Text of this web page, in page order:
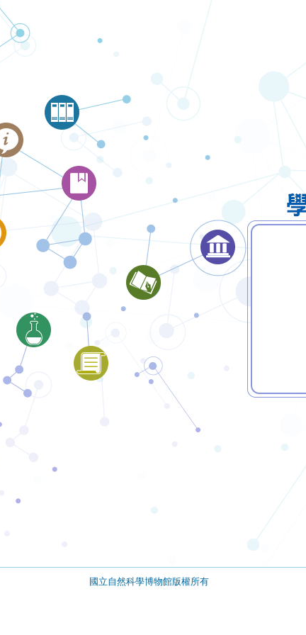
國立自然科學博物館版權所有